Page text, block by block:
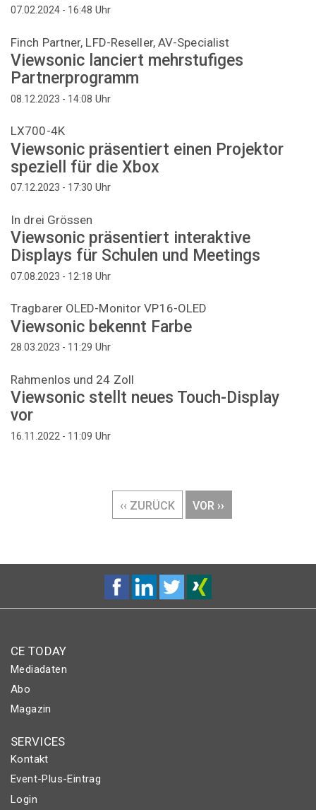
07.02.2024 - 16:48 Uhr
Finch Partner, LFD-Reseller, AV-Specialist
Viewsonic lanciert mehrstufiges
Partnerprogramm
08.12.2023 - 14:08 Uhr
LX700-4K
Viewsonic präsentiert einen Projektor
speziell für die Xbox
07.12.2023 - 17:30 Uhr
In drei Grössen
Viewsonic präsentiert interaktive
Displays für Schulen und Meetings
07.08.2023 - 12:18 Uhr
Tragbarer OLED-Monitor VP16-OLED
Viewsonic bekennt Farbe
28.03.2023 - 11:29 Uhr
Rahmenlos und 24 Zoll
Viewsonic stellt neues Touch-Display
vor
16.11.2022 - 11:09 Uhr
VORHERIGE
SEITE
‹‹ ZURÜCK
NÄCHSTE
SEITE
VOR ››
CE TODAY
Mediadaten
Abo
Magazin
SERVICES
Kontakt
Event-Plus-Eintrag
Login